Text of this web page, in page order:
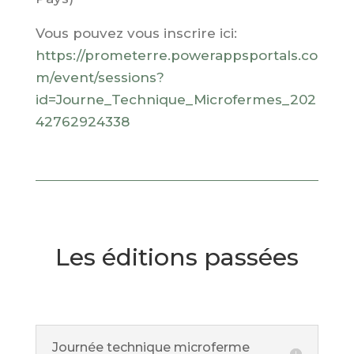
Vous pouvez vous inscrire ici:
https://prometerre.powerappsportals.co
m/event/sessions?
id=Journe_Technique_Microfermes_202
42762924338
Les éditions passées
Journée technique microferme